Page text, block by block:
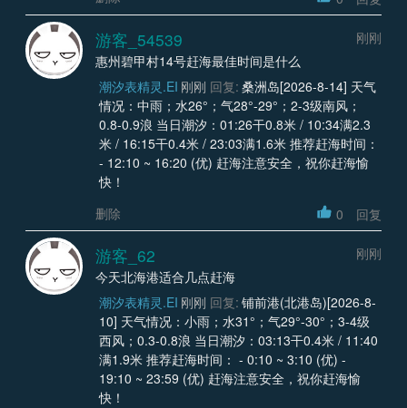
游客_54539
刚刚
惠州碧甲村14号赶海最佳时间是什么
潮汐表精灵.EI 刚刚 回复: 桑洲岛[2026-8-14] 天气
情况：中雨；水26°；气28°-29°；2-3级南风；
0.8-0.9浪 当日潮汐：01:26干0.8米 / 10:34满2.3
米 / 16:15干0.4米 / 23:03满1.6米 推荐赶海时间：
- 12:10 ~ 16:20 (优) 赶海注意安全，祝你赶海愉
快！
删除
0 回复
游客_62
刚刚
今天北海港适合几点赶海
潮汐表精灵.EI 刚刚 回复: 铺前港(北港岛)[2026-8-
10] 天气情况：小雨；水31°；气29°-30°；3-4级
西风；0.3-0.8浪 当日潮汐：03:13干0.4米 / 11:40
满1.9米 推荐赶海时间： - 0:10 ~ 3:10 (优) -
19:10 ~ 23:59 (优) 赶海注意安全，祝你赶海愉
快！